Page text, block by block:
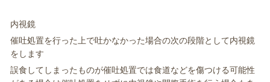
内視鏡
催吐処置を行った上で吐かなかった場合の次の段階として内視鏡
をします
誤食してしまったものが催吐処置では食道などを傷つける可能性